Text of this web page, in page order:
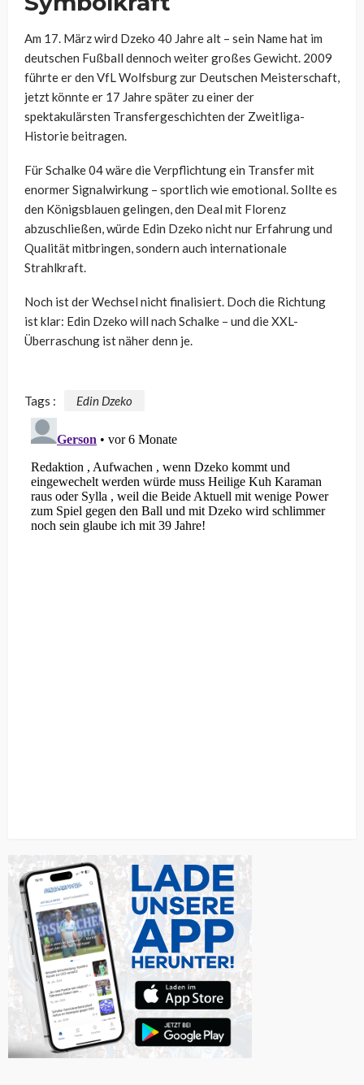
Am 17. März wird Dzeko 40 Jahre alt – sein Name hat im
deutschen Fußball dennoch weiter großes Gewicht. 2009
führte er den VfL Wolfsburg zur Deutschen Meisterschaft,
jetzt könnte er 17 Jahre später zu einer der
spektakulärsten Transfergeschichten der Zweitliga-
Historie beitragen.
Für Schalke 04 wäre die Verpflichtung ein Transfer mit
enormer Signalwirkung – sportlich wie emotional. Sollte es
den Königsblauen gelingen, den Deal mit Florenz
abzuschließen, würde Edin Dzeko nicht nur Erfahrung und
Qualität mitbringen, sondern auch internationale
Strahlkraft.
Noch ist der Wechsel nicht finalisiert. Doch die Richtung
ist klar: Edin Dzeko will nach Schalke – und die XXL-
Überraschung ist näher denn je.
Tags : Edin Dzeko